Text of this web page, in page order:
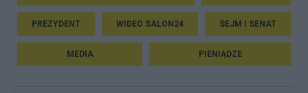
PREZYDENT WIDEO SALON24 SEJM I SENAT
MEDIA PIENIĄDZE